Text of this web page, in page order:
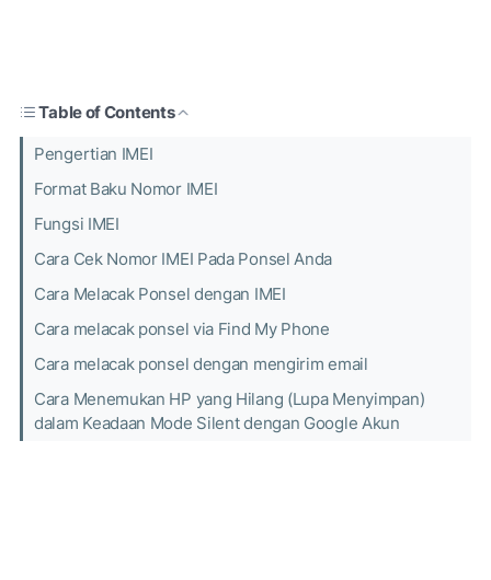
Table of Contents
Pengertian IMEI
Format Baku Nomor IMEI
Fungsi IMEI
Cara Cek Nomor IMEI Pada Ponsel Anda
Cara Melacak Ponsel dengan IMEI
Cara melacak ponsel via Find My Phone
Cara melacak ponsel dengan mengirim email
Cara Menemukan HP yang Hilang (Lupa Menyimpan)
dalam Keadaan Mode Silent dengan Google Akun